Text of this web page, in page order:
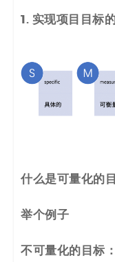
1. 实现项目目标
什么是可量化的
举个例子
不可量化的目标：